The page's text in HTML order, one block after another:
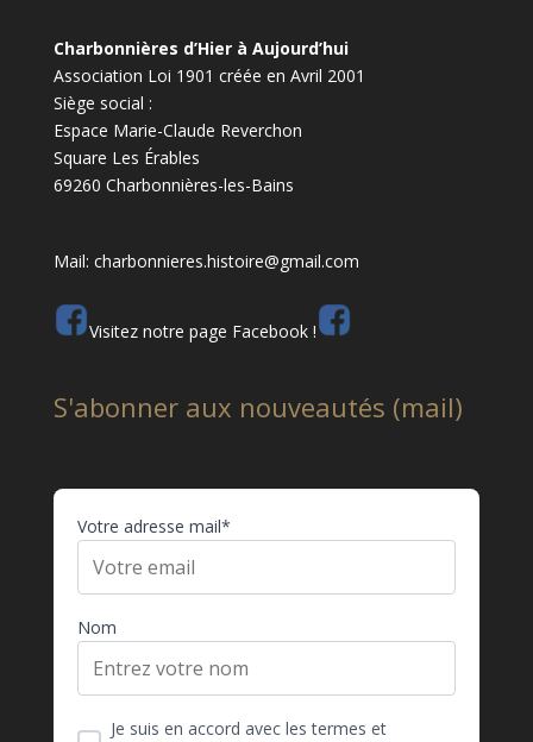
Charbonnières d’Hier à Aujourd’hui
Association Loi 1901 créée en Avril 2001
Siège social :
Espace Marie-Claude Reverchon
Square Les Érables
69260 Charbonnières-les-Bains
Mail: charbonnieres.histoire@gmail.com
Visitez notre page Facebook !
S'abonner aux nouveautés (mail)
Votre adresse mail*
Nom
Je suis en accord avec les termes et